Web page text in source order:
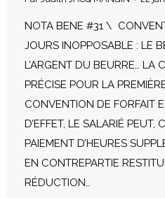
NOTA BENE #31 \
JOURS INOPPOSABLE : LE
L’ARGENT DU BEURRE… LA
PRÉCISE POUR LA
CONVENTION DE FORFAIT
D’EFFET, LE SALARIÉ PEUT,
PAIEMENT D’HEURES
EN CONTREPARTIE
RÉDUCTION…